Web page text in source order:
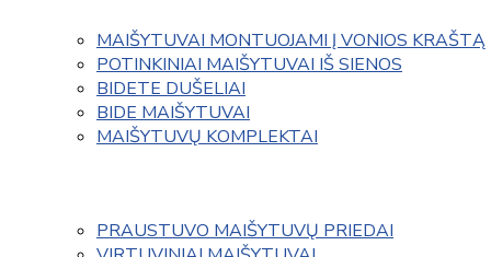
MAIŠYTUVAI MONTUOJAMI Į VONIOS KRAŠTĄ
POTINKINIAI MAIŠYTUVAI IŠ SIENOS
BIDETE DUŠELIAI
BIDE MAIŠYTUVAI
MAIŠYTUVŲ KOMPLEKTAI
PRAUSTUVO MAIŠYTUVŲ PRIEDAI